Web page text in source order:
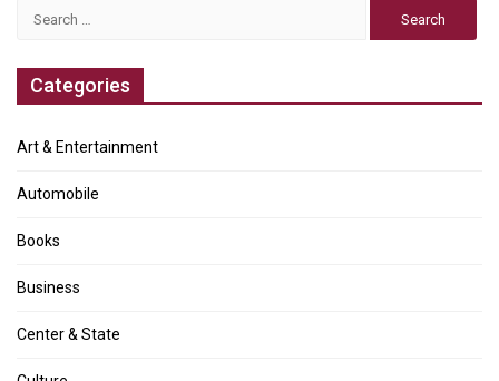
Categories
Art & Entertainment
Automobile
Books
Business
Center & State